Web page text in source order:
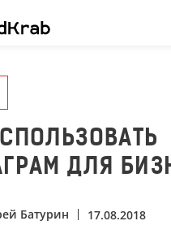
ДЛЯ
Батурин
17.08.2018